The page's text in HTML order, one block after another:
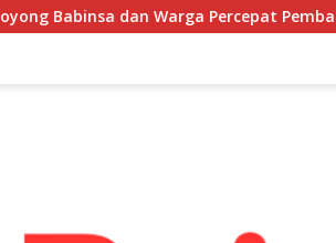
Percepat Pembangunan Menara